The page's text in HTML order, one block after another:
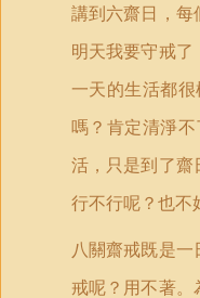
講到六齋日，每
明天我要守戒
一天的生活都
嗎？肯定清淨
活，只是到了齋
行不行呢？也不
八關齋戒既是
戒呢？用不著